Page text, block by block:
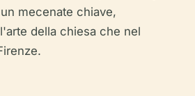
mecenate chiave,
della chiesa che nel